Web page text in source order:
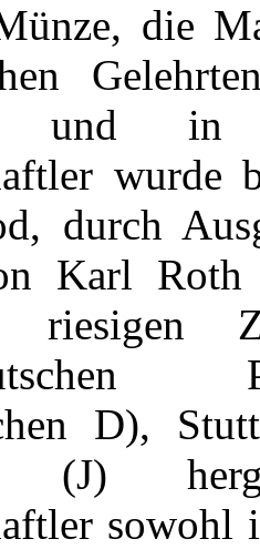
die
und in
wurde
durch
Karl Roth
D),
(J)